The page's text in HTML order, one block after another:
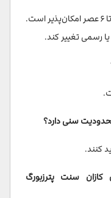
بازدید از کلیسا معمولا از ساعت ۱۰ صبح تا ۶ عصر امکان‌پذیر است.
رسمی تغییر کند.
محدودیت سنی دارد؟
کنند.
کازان سنت پترزبورگ